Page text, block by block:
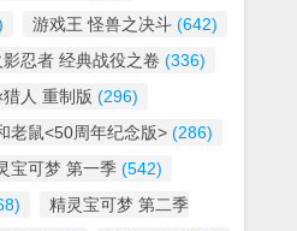
游戏王 怪兽之决斗 (642)
影忍者 经典战役之卷 (336)
人 重制版 (296)
老鼠<50周年纪念版> (286)
宝可梦 第一季 (542)
精灵宝可梦 第二季